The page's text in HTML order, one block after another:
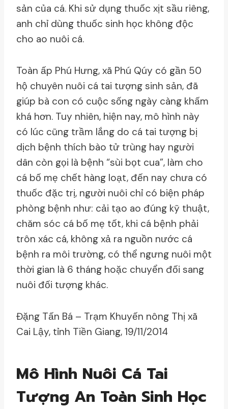
sản của cá. Khi sử dụng thuốc xịt sầu riêng,
anh chỉ dùng thuốc sinh học không độc
cho ao nuôi cá.
Toàn ấp Phú Hưng, xã Phú Qúy có gần 50
hộ chuyên nuôi cá tai tượng sinh sản, đã
giúp bà con có cuộc sống ngày càng khấm
khá hơn. Tuy nhiên, hiện nay, mô hình này
có lúc cũng trầm lắng do cá tai tượng bị
dịch bệnh thích bào tử trùng hay người
dân còn gọi là bệnh “sùi bọt cua”, làm cho
cá bố mẹ chết hàng loạt, đến nay chưa có
thuốc đặc trị, người nuôi chỉ có biện pháp
phòng bệnh như: cải tạo ao đúng kỹ thuật,
chăm sóc cá bố mẹ tốt, khi cá bệnh phải
trôn xác cá, không xả ra nguồn nước cá
bệnh ra môi trường, có thể ngưng nuôi một
thời gian là 6 tháng hoặc chuyển đối sang
nuôi đối tượng khác.
Đặng Tấn Bá – Trạm Khuyến nông Thị xã
Cai Lậy, tỉnh Tiền Giang, 19/11/2014
Mô Hình Nuôi Cá Tai
Tượng An Toàn Sinh Học